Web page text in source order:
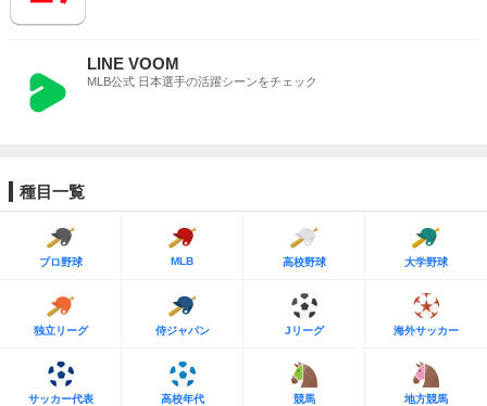
LINE VOOM
MLB公式 日本選手の活躍シーンをチェック
種目一覧
プロ野球 MLB 高校野球 大学野球
独立リーグ 侍ジャパン Jリーグ 海外サッカー
サッカー代表 高校年代 競馬 地方競馬